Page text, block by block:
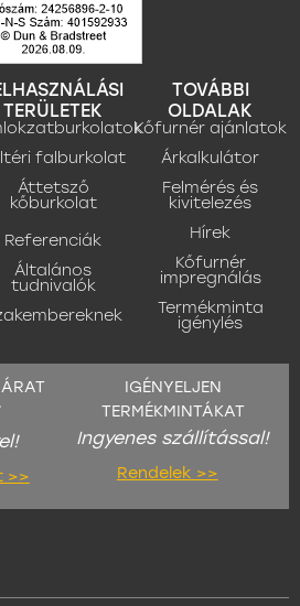
TERÜLETEK
falburkolat
Áttetsző
kőburkolat
Referenciák
Általános
tudnivalók
TOVÁBBI
OLDALAK
Kőfurnér ajánlatok
Árkalkulátor
Felmérés és
kivitelezés
Hírek
Kőfurnér
impregnálás
Termékminta
igénylés
>>
IGÉNYELJEN
TERMÉKMINTÁKAT
Ingyenes szállítással!
Rendelek >>